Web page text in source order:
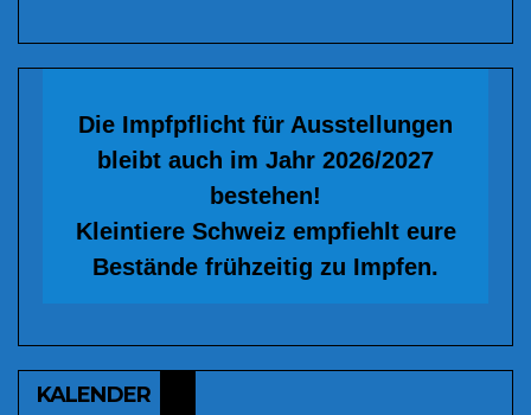
Die Impfpflicht für Ausstellungen
bleibt auch im Jahr 2026/2027
bestehen!
Kleintiere Schweiz empfiehlt eure
Bestände frühzeitig zu Impfen.
KALENDER